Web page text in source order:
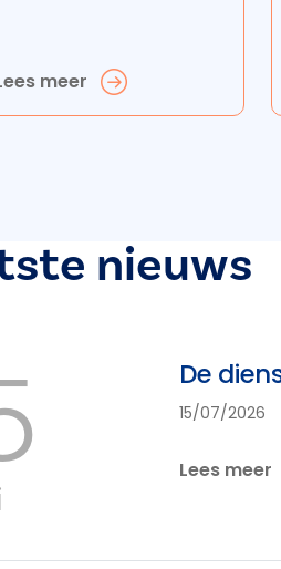
meer
nieuws
De
15/07/2026
Lees meer